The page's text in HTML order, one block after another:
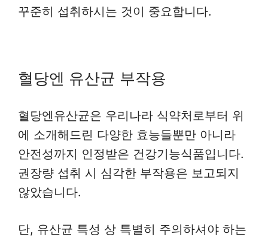
꾸준히 섭취하시는 것이 중요합니다.
혈당엔 유산균 부작용
혈당엔유산균은 우리나라 식약처로부터 위
에 소개해드린 다양한 효능들뿐만 아니라
안전성까지 인정받은 건강기능식품입니다.
권장량 섭취 시 심각한 부작용은 보고되지
않았습니다.
단, 유산균 특성 상 특별히 주의하셔야 하는